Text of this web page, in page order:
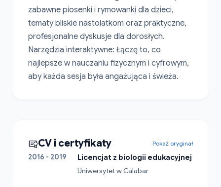
zabawne piosenki i rymowanki dla dzieci,
tematy bliskie nastolatkom oraz praktyczne,
profesjonalne dyskusje dla dorosłych.
Narzędzia interaktywne: Łączę to, co
najlepsze w nauczaniu fizycznym i cyfrowym,
aby każda sesja była angażująca i świeża.
CV i certyfikaty Pokaż oryginał
2016 - 2019
Licencjat z biologii edukacyjnej
Uniwersytet w Calabar